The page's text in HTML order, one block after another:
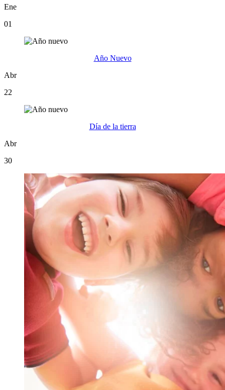
Ene
01
Año Nuevo
Abr
22
Día de la tierra
Abr
30